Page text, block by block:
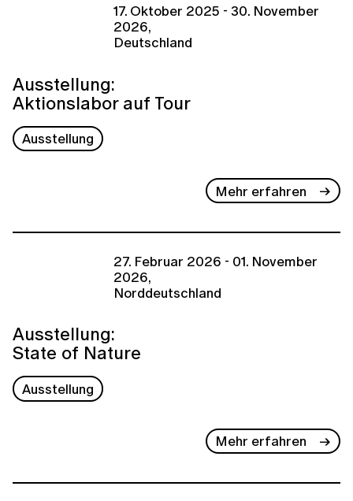
17. Oktober 2025 - 30. November
2026,
Deutschland
Ausstellung:
Aktionslabor auf Tour
Ausstellung
Mehr erfahren
27. Februar 2026 - 01. November
2026,
Norddeutschland
Ausstellung:
State of Nature
Ausstellung
Mehr erfahren